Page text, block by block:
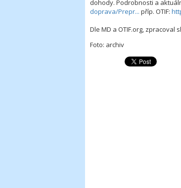
dohody. Podrobnosti a
doprava/Prepr... příp. OTIF:
Dle MD a OTIF.org, zpracoval
Foto: archiv